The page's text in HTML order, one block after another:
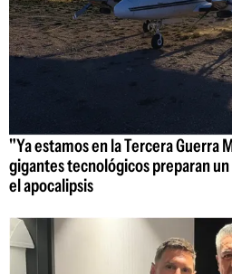
"Ya estamos en la Tercera Guerra
gigantes tecnológicos preparan
el apocalipsis